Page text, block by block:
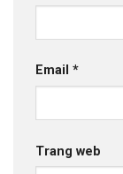
Email *
Trang web